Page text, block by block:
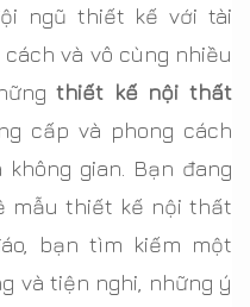
ngũ thiết kế với tài
và vô cùng nhiều
thiết kế nội thất
cấp và phong cách
gian. Bạn đang
mẫu thiết kế nội thất
bạn tìm kiếm một
và tiện nghi, những ý